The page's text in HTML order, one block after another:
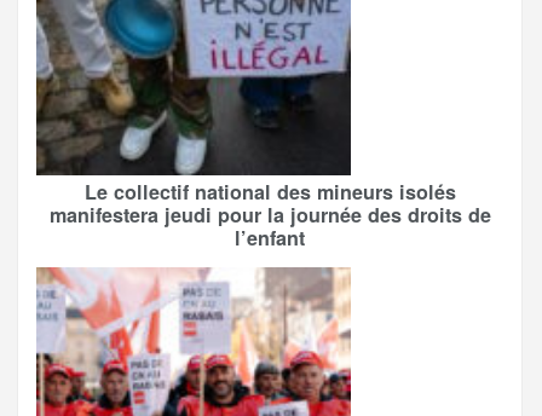
Le collectif national des mineurs isolés
manifestera jeudi pour la journée des droits de
l’enfant